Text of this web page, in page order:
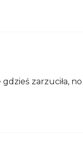
zarzuciła,